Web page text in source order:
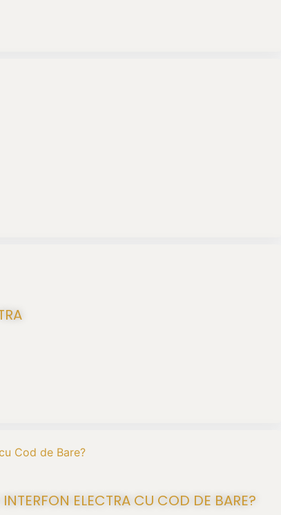
ELECTRA CU COD DE BARE?